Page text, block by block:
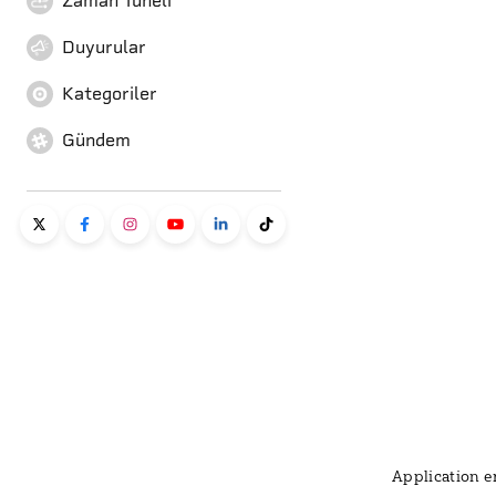
Duyurular
Kategoriler
Gündem
Application